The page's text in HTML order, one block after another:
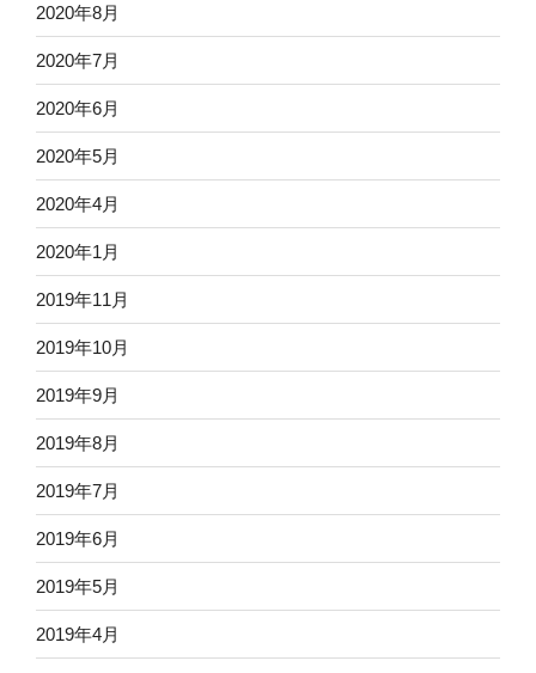
2020年8月
2020年7月
2020年6月
2020年5月
2020年4月
2020年1月
2019年11月
2019年10月
2019年9月
2019年8月
2019年7月
2019年6月
2019年5月
2019年4月